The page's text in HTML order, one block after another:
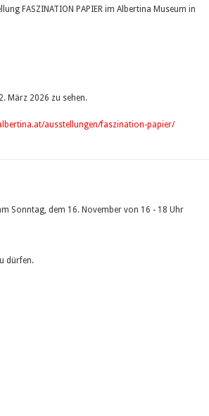
FASZINATION PAPIER im Albertina Museum in
März 2026 zu sehen.
ausstellungen/faszination-papier/
Sonntag, dem 16. November von 16 - 18 Uhr
dürfen.